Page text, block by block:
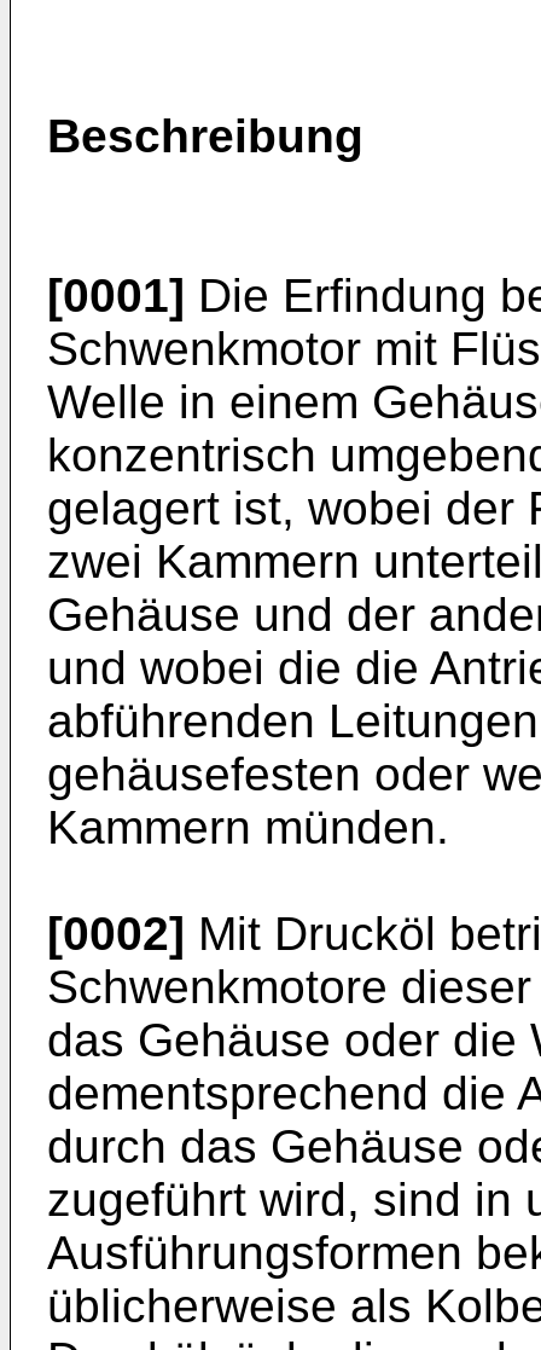
Beschreibung
[0001] Die Erfindung
Schwenkmotor mit
Welle in einem
konzentrisch
gelagert ist, wobei der
zwei Kammern
Gehäuse und der
und wobei die die
abführenden
gehäusefesten oder
Kammern münden.
[0002] Mit Drucköl
Schwenkmotore
das Gehäuse oder die
dementsprechend die
durch das Gehäuse
zugeführt wird, sind in
Ausführungsformen
üblicherweise als